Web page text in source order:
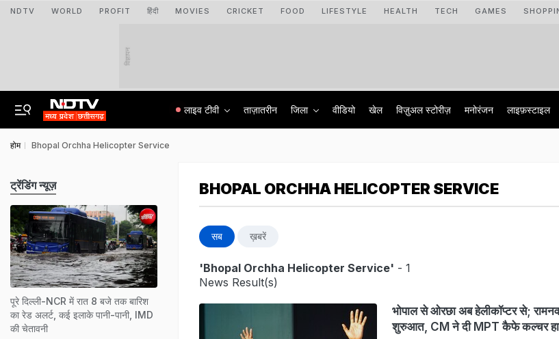
NDTV WORLD PROFIT हिंदी MOVIES CRICKET FOOD LIFESTYLE HEALTH TECH GAMES
विज्ञापन
लाइव टीवी ताज़ातरीन जिला वीडियो खेल विज़ुअल स्टोरीज़ मनोरंजन लाइफ़स्टाइल
होम Bhopal Orchha Helicopter Service
BHOPAL ORCHHA HELICOPTER SERVICE
सब ख़बरें
'Bhopal Orchha Helicopter Service' - 1
News Result(s)
भोपाल से ओरछा अब हेलीकॉप्टर से;
शुरुआत, CM ने दी MPT कैफे कल्चर
ट्रेंडिंग न्यूज़
पूरे दिल्‍ली-NCR में रात 8 बजे तक बारिश
का रेड अलर्ट, कई इलाके पानी-पानी, IMD
की चेतावनी